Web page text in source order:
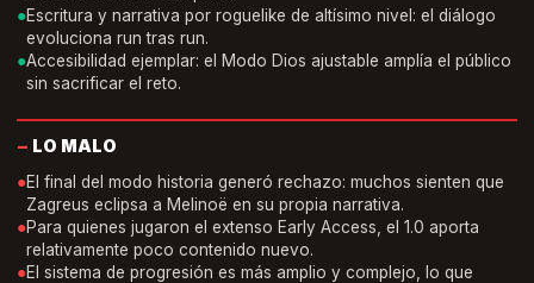
●Escritura y narrativa por roguelike de altísimo nivel: el diálogo
evoluciona run tras run.
●Accesibilidad ejemplar: el Modo Dios ajustable amplía el público
sin sacrificar el reto.
− LO MALO
●El final del modo historia generó rechazo: muchos sienten que
Zagreus eclipsa a Melinoë en su propia narrativa.
●Para quienes jugaron el extenso Early Access, el 1.0 aporta
relativamente poco contenido nuevo.
●El sistema de progresión es más amplio y complejo, lo que